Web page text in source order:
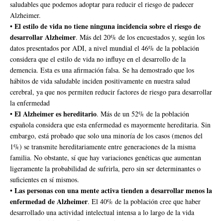
saludables que podemos adoptar para reducir el riesgo de padecer
Alzheimer.
• El estilo de vida no tiene ninguna incidencia sobre el riesgo de
desarrollar Alzheimer. Más del 20% de los encuestados y, según los
datos presentados por ADI, a nivel mundial el 46% de la población
considera que el estilo de vida no influye en el desarrollo de la
demencia. Esta es una afirmación falsa. Se ha demostrado que los
hábitos de vida saludable inciden positivamente en nuestra salud
cerebral, ya que nos permiten reducir factores de riesgo para desarrollar
la enfermedad
• El Alzheimer es hereditario. Más de un 52% de la población
española considera que esta enfermedad es mayormente hereditaria. Sin
embargo, está probado que solo una minoría de los casos (menos del
1%) se transmite hereditariamente entre generaciones de la misma
familia. No obstante, sí que hay variaciones genéticas que aumentan
ligeramente la probabilidad de sufrirla, pero sin ser determinantes o
suficientes en sí mismos.
• Las personas con una mente activa tienden a desarrollar menos la
enfermedad de Alzheimer. El 40% de la población cree que haber
desarrollado una actividad intelectual intensa a lo largo de la vida